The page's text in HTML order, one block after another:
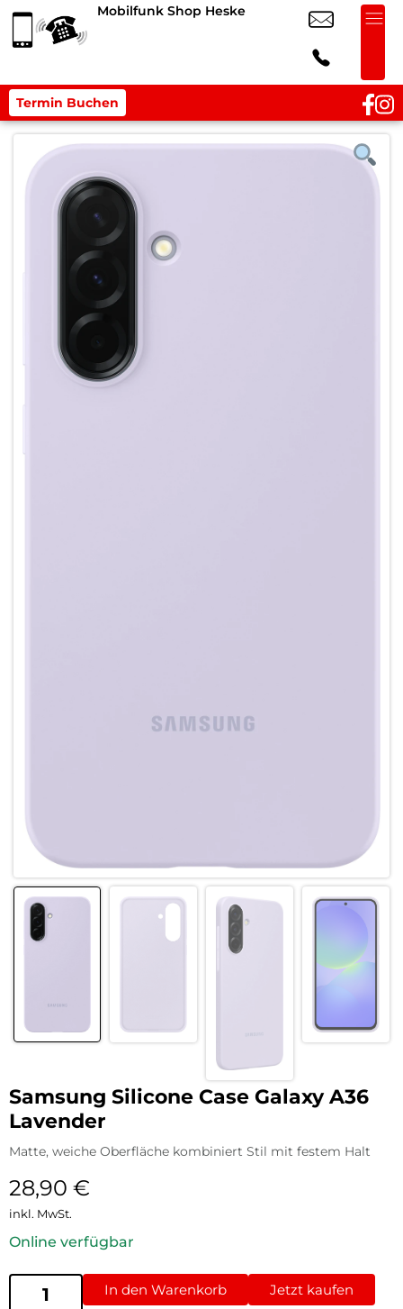
Mobilfunk Shop Heske
Termin Buchen
Samsung Silicone Case Galaxy A36
Lavender
Matte, weiche Oberfläche kombiniert Stil mit festem Halt
28,90 €
inkl. MwSt.
Online verfügbar
In den Warenkorb Jetzt kaufen